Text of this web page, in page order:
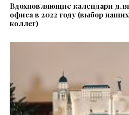
Вдохновляющие календари
офиса в 2022 году (выбор
коллег)